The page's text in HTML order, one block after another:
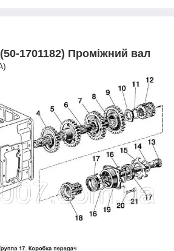
1701182) Проміжний вал